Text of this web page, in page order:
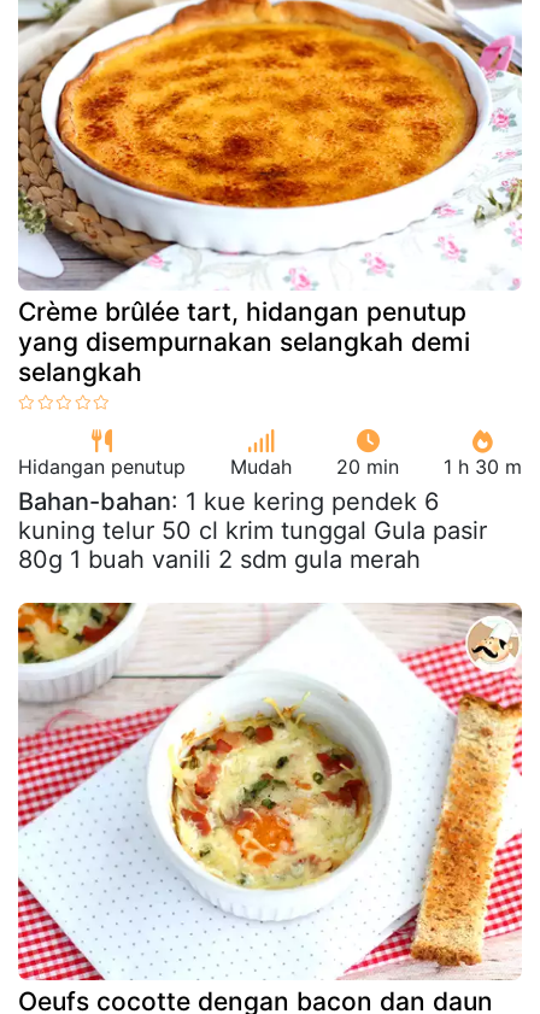
Crème brûlée tart, hidangan penutup
yang disempurnakan selangkah demi
selangkah
Hidangan penutup Mudah 20 min 1 h 30 m
Bahan-bahan: 1 kue kering pendek 6
kuning telur 50 cl krim tunggal Gula pasir
80g 1 buah vanili 2 sdm gula merah
Oeufs cocotte dengan bacon dan daun